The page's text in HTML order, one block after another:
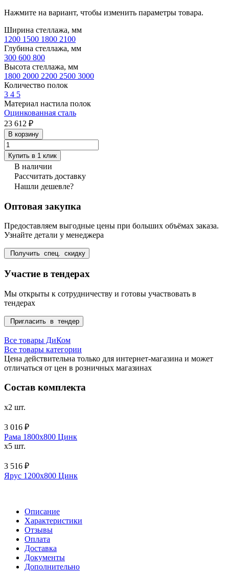
Нажмите на вариант, чтобы изменить параметры товара.
Ширина стеллажа, мм
1200 1500 1800 2100
Глубина стеллажа, мм
300 600 800
Высота стеллажа, мм
1800 2000 2200 2500 3000
Количество полок
3 4 5
Материал настила полок
Оцинкованная сталь
23 612 ₽
В корзину
Купить в 1 клик
В наличии
Рассчитать доставку
Нашли дешевле?
Оптовая закупка
Предоставляем выгодные цены при больших объёмах заказа.
Узнайте детали у менеджера
Получить спец. скидку
Участие в тендерах
Мы открыты к сотрудничеству и готовы участвовать в
тендерах
Пригласить в тендер
Все товары ДиКом
Все товары категории
Цена действительна только для интернет-магазина и может
отличаться от цен в розничных магазинах
Состав комплекта
x2 шт.
3 016 ₽
Рама 1800х800 Цинк
x5 шт.
3 516 ₽
Ярус 1200х800 Цинк
Описание
Характеристики
Отзывы
Оплата
Доставка
Документы
Дополнительно